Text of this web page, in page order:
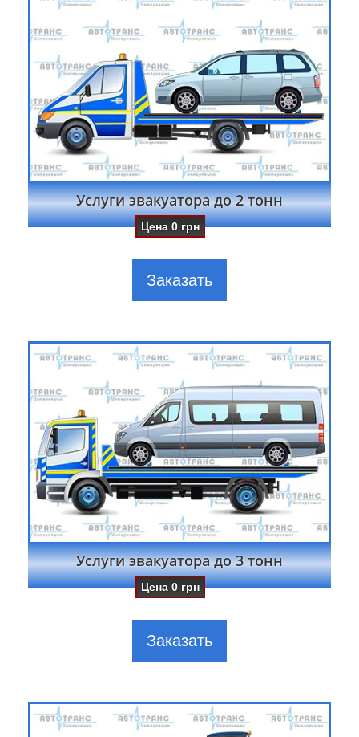
Услуги эвакуатора до 2 тонн
Цена0 грн
Заказать
Услуги эвакуатора до 3 тонн
Цена0 грн
Заказать